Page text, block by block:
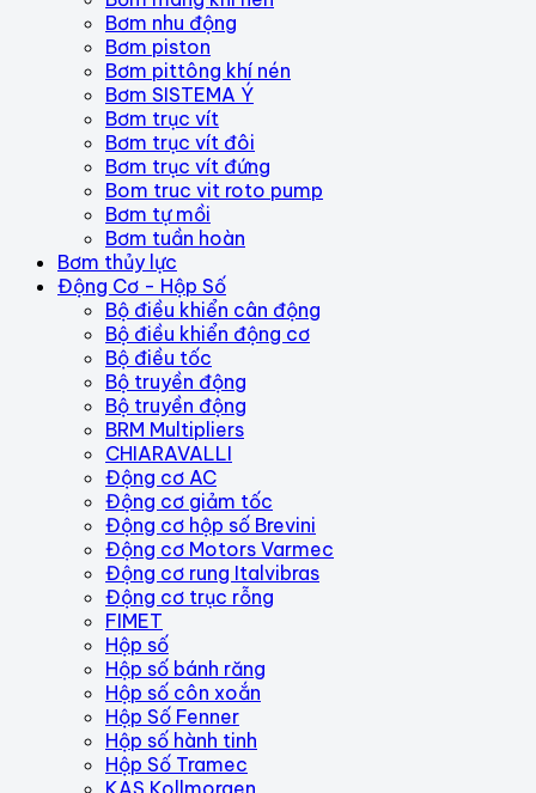
Bơm nhu động
Bơm piston
Bơm pittông khí nén
Bơm SISTEMA Ý
Bơm trục vít
Bơm trục vít đôi
Bơm trục vít đứng
Bom truc vit roto pump
Bơm tự mồi
Bơm tuần hoàn
Bơm thủy lực
Động Cơ - Hộp Số
Bộ điều khiển cân động
Bộ điều khiển động cơ
Bộ điều tốc
Bộ truyền động
Bộ truyền động
BRM Multipliers
CHIARAVALLI
Động cơ AC
Động cơ giảm tốc
Động cơ hộp số Brevini
Động cơ Motors Varmec
Động cơ rung Italvibras
Động cơ trục rỗng
FIMET
Hộp số
Hộp số bánh răng
Hộp số côn xoắn
Hộp Số Fenner
Hộp số hành tinh
Hộp Số Tramec
KAS Kollmorgen